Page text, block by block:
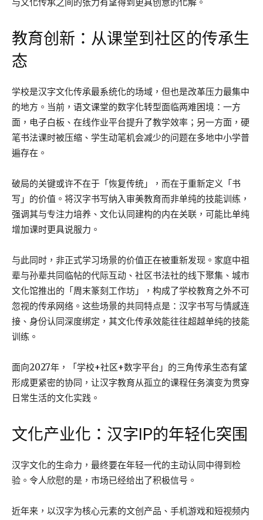
与文化传承之间的张力有望得到更具创意的化解。
教育创新：从课堂到社区的传承生
态
学校是汉字文化传承最系统化的场域，但也是改革压力最集中
的地方。当前，语文课堂的数字化转型面临两难困境：一方
面，电子白板、在线作业平台提升了教学效率；另一方面，硬
笔书法课时被压缩、学生动笔机会减少的问题在多地中小学普
遍存在。
破局的关键或许不在于「恢复传统」，而在于重新定义「书
写」的价值。将汉字书写纳入审美教育而非单纯的技能训练，
强调其与专注力培养、文化认同建构的内在关联，可能比单纯
增加课时更具说服力。
与此同时，非正式学习场景的价值正在被重新发现。家庭中祖
辈与孙辈共同临帖的代际互动、社区书法社的线下聚集、城市
文化馆推出的「周末篆刻工作坊」，构成了学校教育之外不可
忽视的传承网络。这些场景的共同特点是：汉字书写与情感连
接、身份认同深度绑定，其文化传承效能往往超越单纯的技能
训练。
面向2027年，「学校+社区+数字平台」的三角传承生态有望
形成更紧密的协同，让汉字教育从孤立的课程任务演变为贯穿
日常生活的文化实践。
文化产业化：汉字IP的年轻化突围
汉字文化的生命力，最终要在年轻一代的主动认同中得到检
验。令人欣慰的是，市场已经给出了积极信号。
近年来，以汉字为核心元素的文创产品、手机游戏和短视频内